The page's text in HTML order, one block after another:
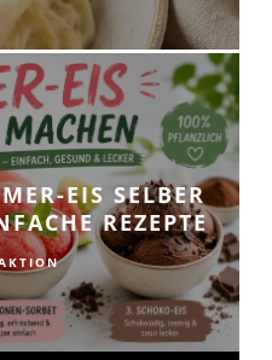
EIS SELBER
REZEPTE